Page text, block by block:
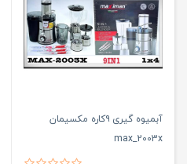
آبمیوه گیری ۹کاره مکسیمان
max_2003x